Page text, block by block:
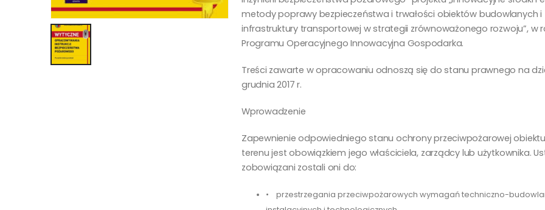
metody poprawy bezpieczeństwa i trwałości obiektów budowlanych i
infrastruktury transportowej w strategii zrównoważonego rozwoju”, w
Programu Operacyjnego Innowacyjna Gospodarka.
Treści zawarte w opracowaniu odnoszą się do stanu prawnego na
grudnia 2017 r.
Wprowadzenie
Zapewnienie odpowiedniego stanu ochrony przeciwpożarowej
terenu jest obowiązkiem jego właściciela, zarządcy lub użytkownika.
zobowiązani zostali oni do:
• przestrzegania przeciwpożarowych wymagań techniczno-